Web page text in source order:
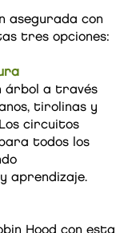
asegurada con
tres opciones:
árbol a través
tirolinas y
circuitos
todos los
aprendizaje.
Hood con esta